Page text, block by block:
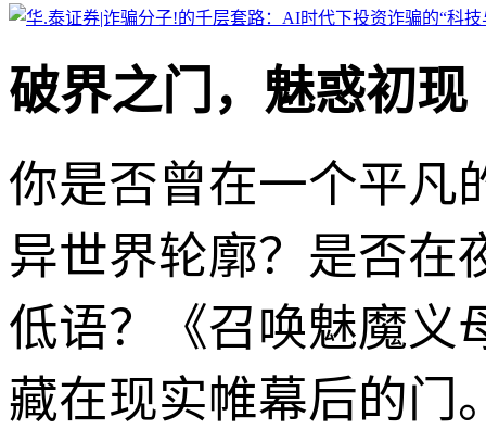
破界之门，魅惑初现
你是否曾在一个平凡
异世界轮廓？是否在
低语？《召唤魅魔义
藏在现实帷幕后的门